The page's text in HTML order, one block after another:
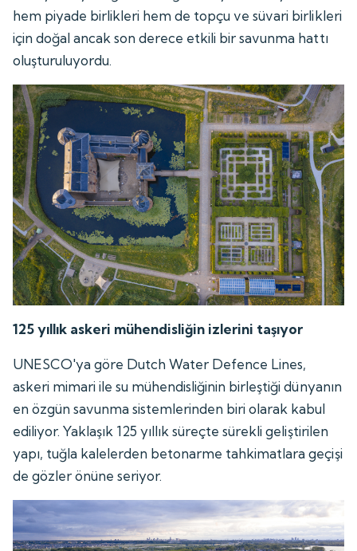
hem piyade birlikleri hem de topçu ve süvari birlikleri
için doğal ancak son derece etkili bir savunma hattı
oluşturuluyordu.
125 yıllık askeri mühendisliğin izlerini taşıyor
UNESCO'ya göre Dutch Water Defence Lines,
askeri mimari ile su mühendisliğinin birleştiği dünyanın
en özgün savunma sistemlerinden biri olarak kabul
ediliyor. Yaklaşık 125 yıllık süreçte sürekli geliştirilen
yapı, tuğla kalelerden betonarme tahkimatlara geçişi
de gözler önüne seriyor.